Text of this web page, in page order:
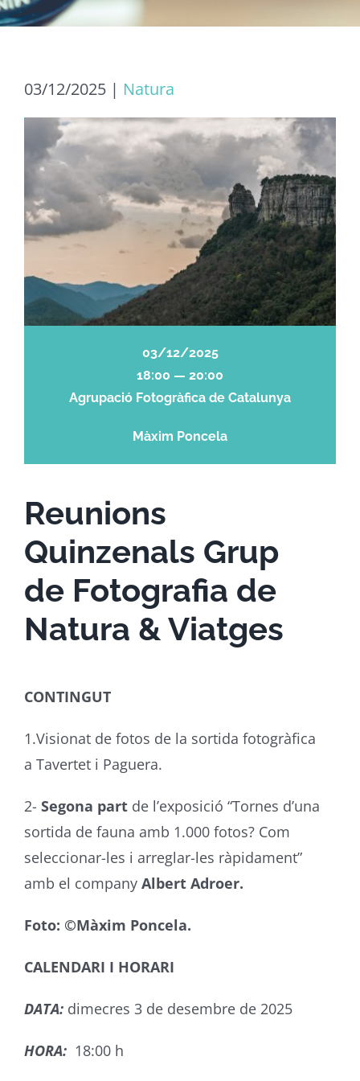
03/12/2025 | Natura
Reunions
Quinzenals Grup
de Fotografia de
Natura & Viatges
CONTINGUT
1.Visionat de fotos de la sortida fotogràfica
a Tavertet i Paguera.
2- Segona partde l’exposició “Tornes d’una
sortida de fauna amb 1.000 fotos? Com
seleccionar-les i arreglar-les ràpidament”
amb el company Albert Adroer.
Foto: ©Màxim Poncela.
CALENDARI I HORARI
DATA:dimecres 3 de desembre de 2025
HORA:18:00 h
03/12/2025
18:00 — 20:00
Agrupació Fotogràfica de Catalunya
Màxim Poncela